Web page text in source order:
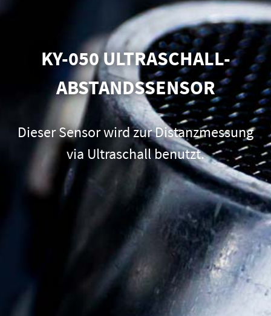
KY-050 ULTRASCHALL-
ABSTANDSSENSOR
Dieser Sensor wird zur Distanzmessung
via Ultraschall benutzt.